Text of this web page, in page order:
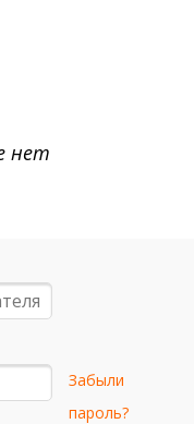
нет
Забыли
пароль?